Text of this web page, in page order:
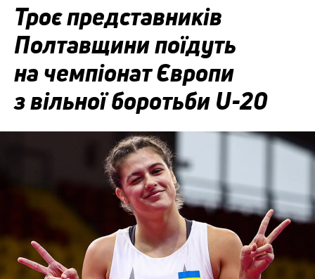
Троє представників
Полтавщини поїдуть
на чемпіонат Європи
з вільної боротьби U-20